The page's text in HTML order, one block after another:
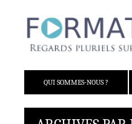
QUI SOMMES-NOUS ?